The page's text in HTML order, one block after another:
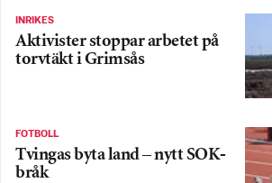
INRIKES
Aktivister stoppar arbetet på
torvtäkt i Grimsås
FOTBOLL
Tvingas byta land – nytt SOK-
bråk